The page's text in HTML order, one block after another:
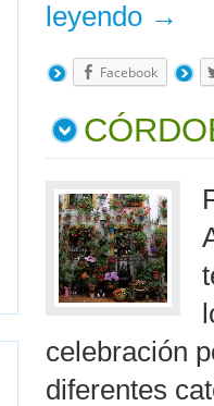
leyendo →
Facebook
celebración
diferentes